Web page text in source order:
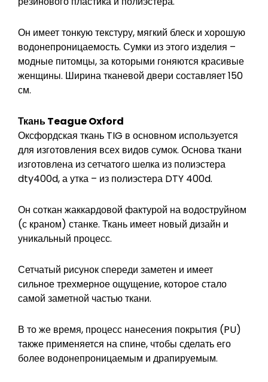
Он имеет тонкую текстуру, мягкий блеск и хорошую
водонепроницаемость. Сумки из этого изделия –
модные питомцы, за которыми гоняются красивые
женщины. Ширина тканевой двери составляет 150
см.
Ткань Teague Oxford
Оксфордская ткань TIG в основном используется
для изготовления всех видов сумок. Основа ткани
изготовлена из сетчатого шелка из полиэстера
dty400d, а утка – из полиэстера DTY 400d.
Он соткан жаккардовой фактурой на водоструйном
(с краном) станке. Ткань имеет новый дизайн и
уникальный процесс.
Сетчатый рисунок спереди заметен и имеет
сильное трехмерное ощущение, которое стало
самой заметной частью ткани.
В то же время, процесс нанесения покрытия (PU)
также применяется на спине, чтобы сделать его
более водонепроницаемым и драпируемым.